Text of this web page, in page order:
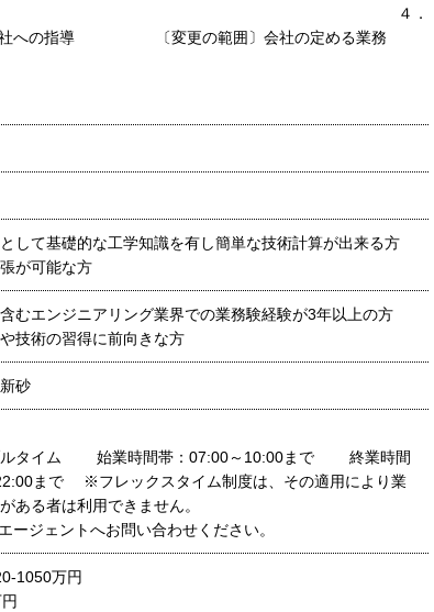
．
会社への指導 〔変更の範囲〕会社の定める業務
として基礎的な工学知識を有し簡単な技術計算が出来る方
が可能な方
含むエンジニアリング業界での業務験経験が3年以上の方
技術の習得に前向きな方
砂
ルタイム 始業時間帯：07:00～10:00まで 終業時間
まで ※フレックスタイム制度は、その適用により業
ある者は利用できません。
ージェントへお問い合わせください。
1050万円